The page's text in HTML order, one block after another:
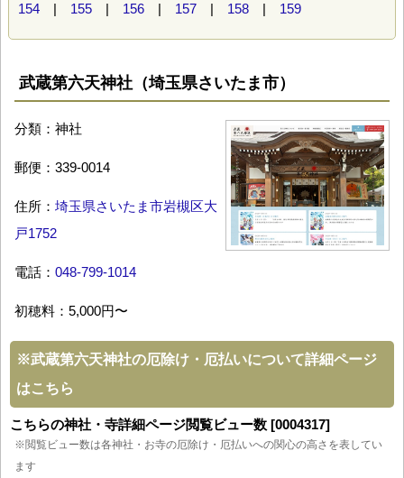
154 | 155 | 156 | 157 | 158 | 159
武蔵第六天神社（埼玉県さいたま市）
分類：神社
郵便：339-0014
住所： 埼玉県さいたま市岩槻区大
戸1752
電話： 048-799-1014
初穂料：5,000円〜
※武蔵第六天神社の厄除け・厄払いについて詳細ページ
はこちら
こちらの神社・寺詳細ページ閲覧ビュー数 [0004317]
※閲覧ビュー数は各神社・お寺の厄除け・厄払いへの関心の高さを表してい
ます